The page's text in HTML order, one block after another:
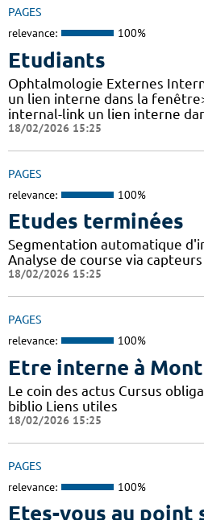
PAGES
relevance: 100%
Etudiants
Ophtalmologie Externes
un lien interne dans la
internal-link un lien interne
18/02/2026 15:25
PAGES
relevance: 100%
Etudes terminées
Segmentation automatique
Analyse de course via
18/02/2026 15:25
PAGES
relevance: 100%
Etre interne à
Le coin des actus Cursus
biblio Liens utiles
18/02/2026 15:25
PAGES
relevance: 100%
Etes-vous au point